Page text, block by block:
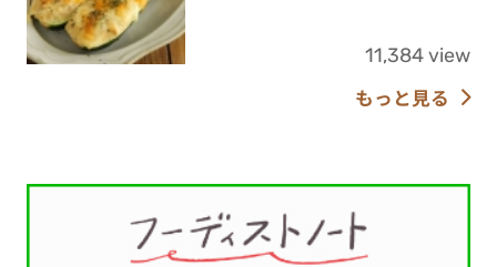
11,384 view
もっと見る